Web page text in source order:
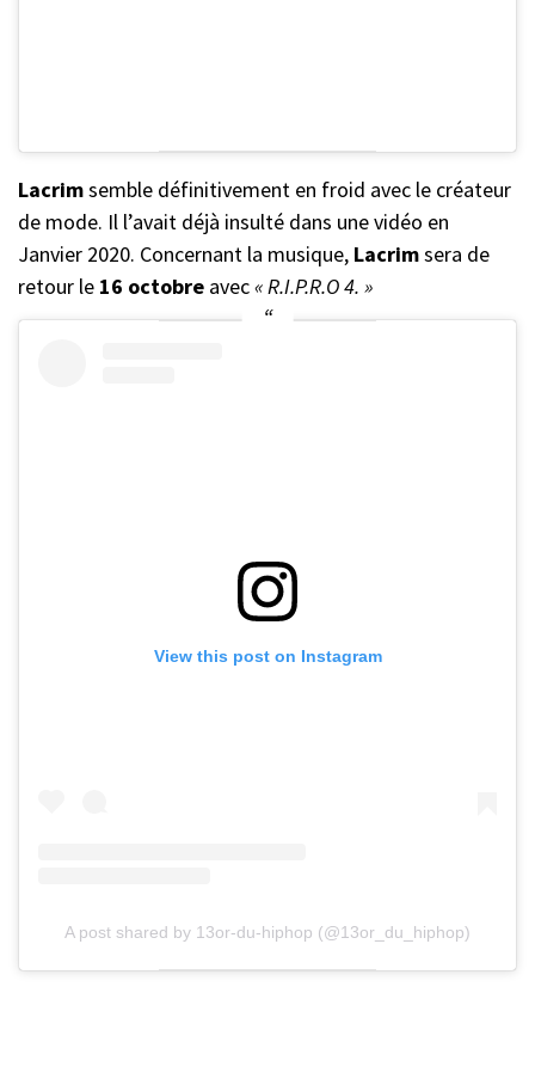
Lacrimsemble définitivement en froid avec le créateur
de mode. Il l’avait déjà insulté dans une vidéo en
Janvier 2020. Concernant la musique, Lacrimsera de
retour le 16 octobre avec« R.I.P.R.O 4. »
View this post on Instagram
A post shared by 13or-du-hiphop (@13or_du_hiphop)